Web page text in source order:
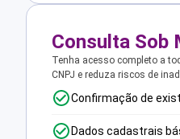
Consulta Sob
Tenha acesso completo a
CNPJ e reduza riscos de
Confirmação de
Dados cadastrais